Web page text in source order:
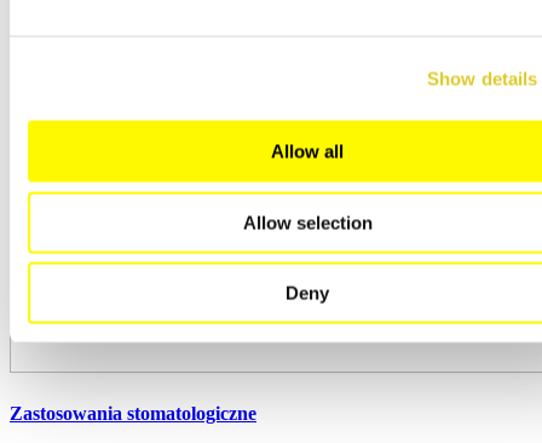
Show details
Allow all
Allow selection
Deny
Zastosowania stomatologiczne